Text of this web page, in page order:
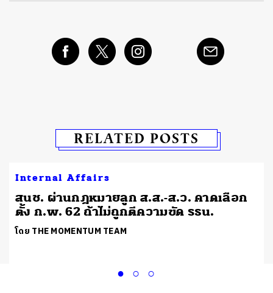
RELATED POSTS
Internal Affairs
สนช. ผ่านกฎหมายลูก ส.ส.-ส.ว. คาดเลือก
ตั้ง ก.พ. 62 ถ้าไม่ถูกตีความขัด รธน.
โดย THE MOMENTUM TEAM